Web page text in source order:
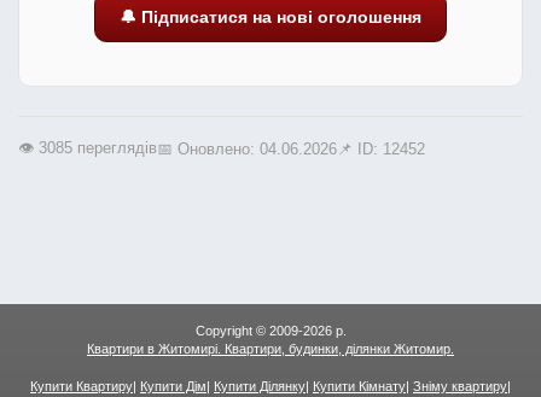
🔔 Підписатися на нові оголошення
👁️ 3085 переглядів📅 Оновлено: 04.06.2026📌 ID: 12452
Copyright © 2009-2026 р.
Квартири в Житомирі. Квартири, будинки, ділянки Житомир.
Купити Квартиру| Купити Дім| Купити Ділянку| Купити Кімнату| Зніму квартиру|